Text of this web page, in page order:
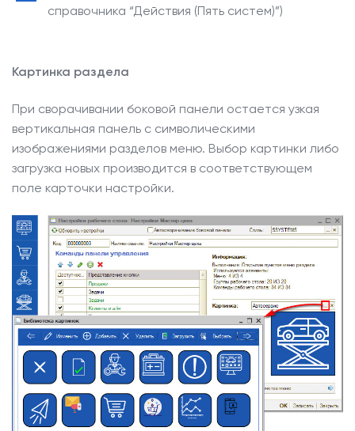
справочника “Действия (Пять систем)”)
Картинка раздела
При сворачивании боковой панели остается узкая
вертикальная панель с символическими
изображениями разделов меню. Выбор картинки либо
загрузка новых производится в соответствующем
поле карточки настройки.